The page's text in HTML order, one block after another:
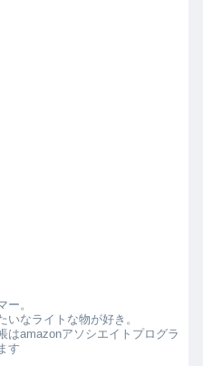
ー。
いなライトな物が好き。
はamazonアソシエイトプログラ
す